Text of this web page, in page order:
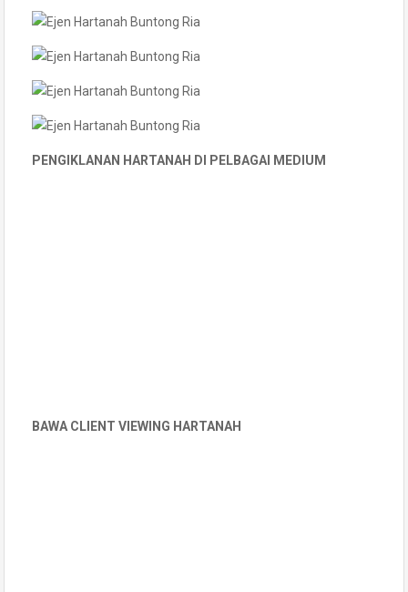
PENGIKLANAN HARTANAH DI PELBAGAI MEDIUM
BAWA CLIENT VIEWING HARTANAH